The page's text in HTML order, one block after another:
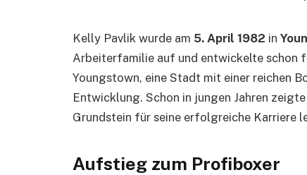
Kelly Pavlik wurde am 5. April 1982 in
Arbeiterfamilie auf und entwickelte schon
Youngstown, eine Stadt mit einer reichen
Entwicklung. Schon in jungen Jahren
Grundstein für seine erfolgreiche Karriere
Aufstieg zum Profiboxer